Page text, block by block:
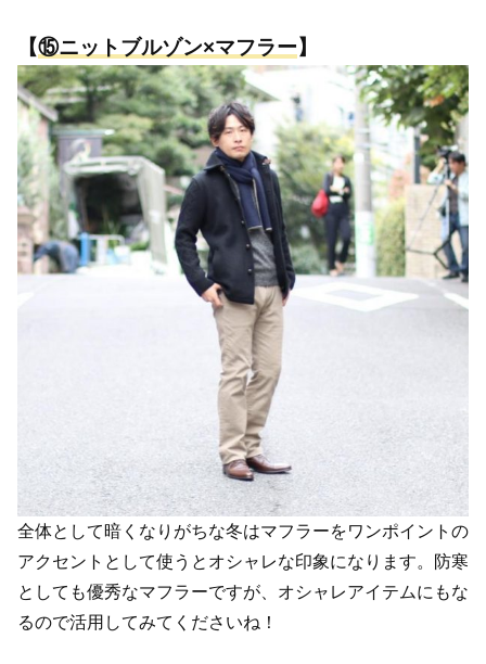
【⑮ニットブルゾン×マフラー】
全体として暗くなりがちな冬はマフラーをワンポイントの
アクセントとして使うとオシャレな印象になります。防寒
としても優秀なマフラーですが、オシャレアイテムにもな
るので活用してみてくださいね！